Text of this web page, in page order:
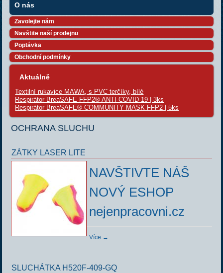
O nás
Zavolejte nám
Navštite naší prodejnu
Poptávka
Obchodní podmínky
Aktuálně
Textilní rukavice MAWA, s PVC terčíky, bílé
Respirátor BreaSAFE FFP2® ANTI-COVID-19 | 3ks
Respirátor BreaSAFE® COMMUNITY MASK FFP2 | 5ks
OCHRANA SLUCHU
ZÁTKY LASER LITE
NAVŠTIVTE NÁŠ
NOVÝ ESHOP
nejenpracovni.cz
Více →
SLUCHÁTKA H520F-409-GQ